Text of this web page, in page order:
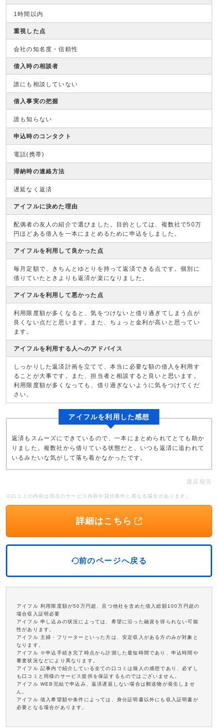
1時間以内
重視した点
会社の知名度・信頼性
借入時の相談者
誰にも相談していない
借入事実の把握
誰も知らない
申込時のコンタクト
電話(携帯)
滞納時の連絡方法
遅延なく返済
アイフルに決めた理由
配偶者の友人の紹介で選びました。目的としては、複数社で50万
円ほどある借入を一本にまとめるために申込をしました。
アイフルを利用して良かった点
毎月定額で、きちんとゆとりを持って返済できる点です。個別に
借りていたときよりも返済が楽になりました。
アイフルを利用して悪かった点
利用限度額が多くなると、気をつけないと借り過ぎてしまう点が
良くない点だと思います。また、ちょっと金利が高いと思ってい
ます。
アイフルを利用する人へのアドバイス
しっかりした返済計画を立てて、本当に必要な額の借入を利用す
ることが大事です。また、担当者と相談すると良いと思います。
利用限度額が多くなっても、借り過ぎないように気をつけてくだ
さい。
アイフルを利用した感想
返済もスムーズにできているので、一本にまとめられてとても助か
りました。複数社から借りている状態だと、いつも返済に追われて
いるみたいな気がして落ち着かなかったです。
違反報告
※口コミの内容は現在のサービス内容や貸付条件と異なる場合があります。
詳細はこちら
前のページへ戻る
アイフル 利用限度額が50万円超、且つ他社を含めた借入総額100万円超の
場合収入証明必要
アイフル 申し込みの状況によっては、希望に沿った融資を得られない可能
性があります。
アイフル 主婦・フリーターといった方は、安定収入がある方のみが対象と
なります。
アイフル ※申込手続き完了時点から計測した最短時間であり、申込時間や
審査状況などにより異なります。
アイフル 記事内で紹介している全ての口コミは個人の感想であり、必ずし
も口コミと同様のサービス提供を保証するものではございません。
アイフル WEB完結で申込み、返済遅延しない場合は郵送物が発生しませ
ん。
アイフル 借入希望額や条件によっては、身分証明書以外にも収入証明書が
必要となる場合があります。